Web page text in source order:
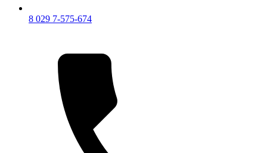
8 029 7-575-674